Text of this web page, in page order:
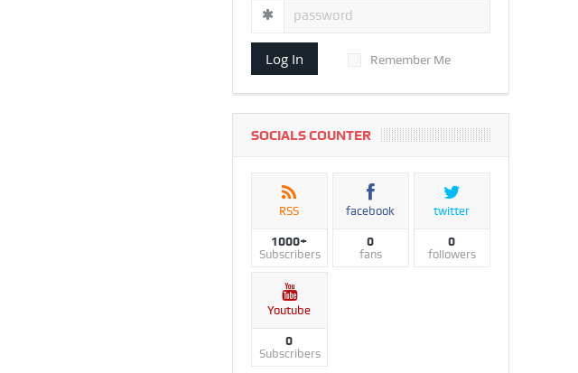
Log In Remember Me
SOCIALS COUNTER
RSS
1000+
Subscribers
facebook
0
fans
twitter
0
followers
Youtube
0
Subscribers